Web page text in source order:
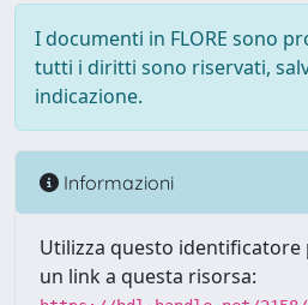
I documenti in FLORE sono
tutti i diritti sono riservati,
indicazione.
Informazioni
Utilizza questo identificatore
un link a questa risorsa: